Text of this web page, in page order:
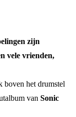
zijn
vele vrienden,
boven het drumstel
van Sonic